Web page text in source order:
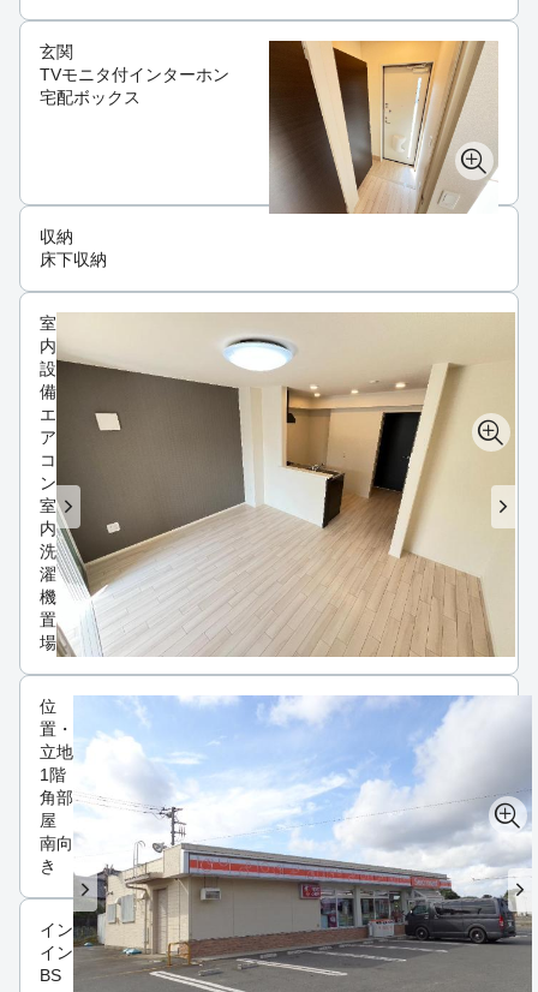
玄関
TVモニタ付インターホン
宅配ボックス
収納
床下収納
室
内
設
備
エ
ア
コ
ン
室
内
洗
濯
機
置
場
位
置・
立地
1階
角部
屋
南向
き
インフラ
インターネット可
BS